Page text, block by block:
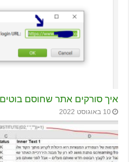
איך סורקים אתר שחוסם בוטים
10 באוגוסט 2022